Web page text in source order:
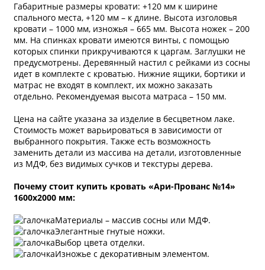
Габаритные размеры кровати: +120 мм к ширине
спального места, +120 мм – к длине. Высота изголовья
кровати – 1000 мм, изножья – 665 мм. Высота ножек – 200
мм. На спинках кровати имеются винты, с помощью
которых спинки прикручиваются к царгам. Заглушки не
предусмотрены. Деревянный настил с рейками из сосны
идет в комплекте с кроватью. Нижние ящики, бортики и
матрас не входят в комплект, их можно заказать
отдельно. Рекомендуемая высота матраса – 150 мм.
Цена на сайте указана за изделие в бесцветном лаке.
Стоимость может варьироваться в зависимости от
выбранного покрытия. Также есть возможность
заменить детали из массива на детали, изготовленные
из МДФ, без видимых сучков и текстуры дерева.
Почему стоит купить кровать «Ари-Прованс №14»
1600х2000 мм:
Материалы – массив сосны или МДФ.
Элегантные гнутые ножки.
Выбор цвета отделки.
Изножье с декоративным элементом.